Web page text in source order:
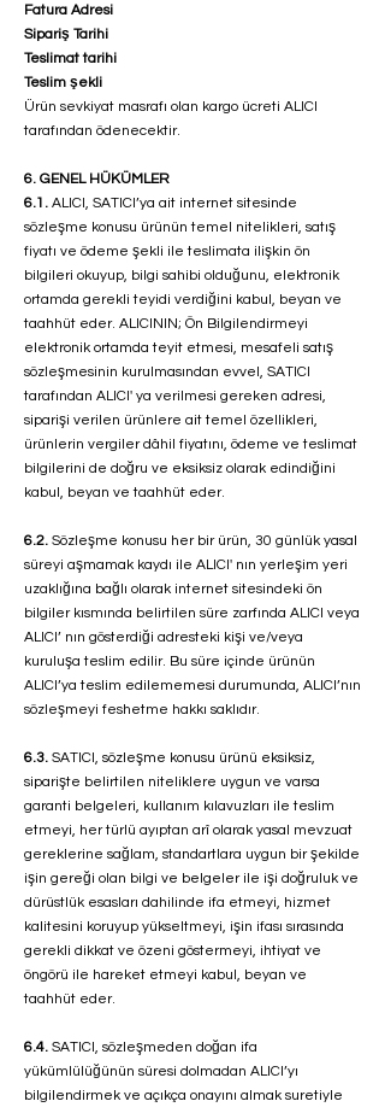
Fatura Adresi
Sipariş Tarihi
Teslimat tarihi
Teslim şekli
Ürün sevkiyat masrafı olan kargo ücreti ALICI
tarafından ödenecektir.
6. GENEL HÜKÜMLER
6.1. ALICI, SATICI’ya ait internet sitesinde
sözleşme konusu ürünün temel nitelikleri, satış
fiyatı ve ödeme şekli ile teslimata ilişkin ön
bilgileri okuyup, bilgi sahibi olduğunu, elektronik
ortamda gerekli teyidi verdiğini kabul, beyan ve
taahhüt eder. ALICININ; Ön Bilgilendirmeyi
elektronik ortamda teyit etmesi, mesafeli satış
sözleşmesinin kurulmasından evvel, SATICI
tarafından ALICI' ya verilmesi gereken adresi,
siparişi verilen ürünlere ait temel özellikleri,
ürünlerin vergiler dâhil fiyatını, ödeme ve teslimat
bilgilerini de doğru ve eksiksiz olarak edindiğini
kabul, beyan ve taahhüt eder.
6.2. Sözleşme konusu her bir ürün, 30 günlük yasal
süreyi aşmamak kaydı ile ALICI' nın yerleşim yeri
uzaklığına bağlı olarak internet sitesindeki ön
bilgiler kısmında belirtilen süre zarfında ALICI veya
ALICI’ nın gösterdiği adresteki kişi ve/veya
kuruluşa teslim edilir. Bu süre içinde ürünün
ALICI’ya teslim edilememesi durumunda, ALICI’nın
sözleşmeyi feshetme hakkı saklıdır.
6.3. SATICI, sözleşme konusu ürünü eksiksiz,
siparişte belirtilen niteliklere uygun ve varsa
garanti belgeleri, kullanım kılavuzları ile teslim
etmeyi, her türlü ayıptan arî olarak yasal mevzuat
gereklerine sağlam, standartlara uygun bir şekilde
işin gereği olan bilgi ve belgeler ile işi doğruluk ve
dürüstlük esasları dahilinde ifa etmeyi, hizmet
kalitesini koruyup yükseltmeyi, işin ifası sırasında
gerekli dikkat ve özeni göstermeyi, ihtiyat ve
öngörü ile hareket etmeyi kabul, beyan ve
taahhüt eder.
6.4. SATICI, sözleşmeden doğan ifa
yükümlülüğünün süresi dolmadan ALICI’yı
bilgilendirmek ve açıkça onayını almak suretiyle